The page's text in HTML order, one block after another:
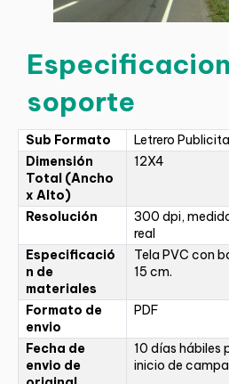
soporte
Sub Formato
Letrero
Dimensión
Total (Ancho
x Alto)
12X4
Resolución
300 dpi,
real
Especificació
n de
materiales
Tela PVC con
15 cm.
Formato de
envio
PDF
Fecha de
envio de
10 días hábiles
inicio de